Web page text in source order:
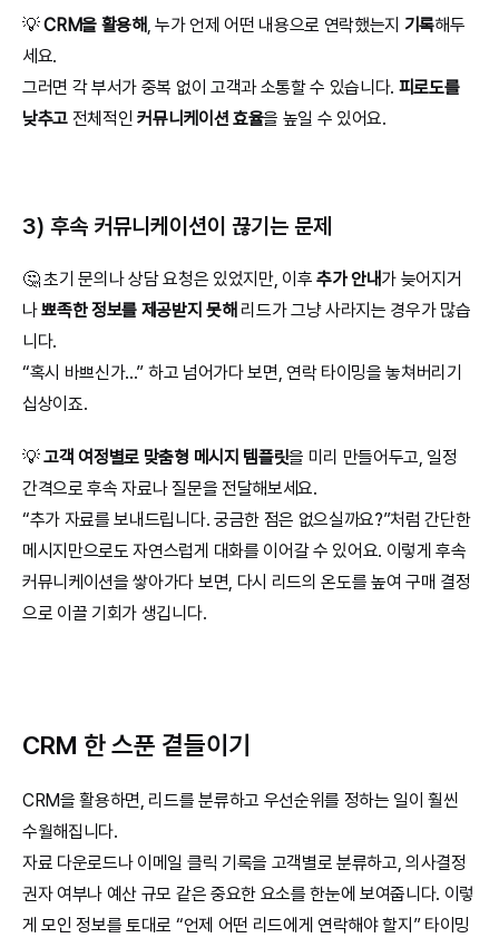
💡 CRM을 활용해, 누가 언제 어떤 내용으로 연락했는지 기록해두
세요.
그러면 각 부서가 중복 없이 고객과 소통할 수 있습니다. 피로도를
낮추고 전체적인 커뮤니케이션 효율을 높일 수 있어요.
3) 후속 커뮤니케이션이 끊기는 문제
🤔 초기 문의나 상담 요청은 있었지만, 이후 추가 안내가 늦어지거
나 뾰족한 정보를 제공받지 못해 리드가 그냥 사라지는 경우가 많습
니다.
“혹시 바쁘신가...” 하고 넘어가다 보면, 연락 타이밍을 놓쳐버리기
십상이죠.
💡 고객 여정별로 맞춤형 메시지 템플릿을 미리 만들어두고, 일정
간격으로 후속 자료나 질문을 전달해보세요.
“추가 자료를 보내드립니다. 궁금한 점은 없으실까요?”처럼 간단한
메시지만으로도 자연스럽게 대화를 이어갈 수 있어요. 이렇게 후속
커뮤니케이션을 쌓아가다 보면, 다시 리드의 온도를 높여 구매 결정
으로 이끌 기회가 생깁니다.
CRM 한 스푼 곁들이기
CRM을 활용하면, 리드를 분류하고 우선순위를 정하는 일이 훨씬
수월해집니다.
자료 다운로드나 이메일 클릭 기록을 고객별로 분류하고, 의사결정
권자 여부나 예산 규모 같은 중요한 요소를 한눈에 보여줍니다. 이렇
게 모인 정보를 토대로 “언제 어떤 리드에게 연락해야 할지” 타이밍